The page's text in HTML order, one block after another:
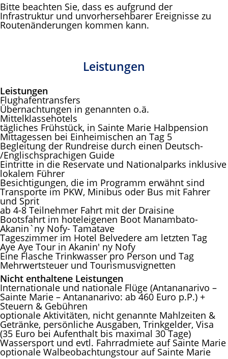
Bitte beachten Sie, dass es aufgrund der
Infrastruktur und unvorhersehbarer Ereignisse zu
Routenänderungen kommen kann.
Leistungen
Leistungen
Flughafentransfers
Übernachtungen in genannten o.ä.
Mittelklassehotels
tägliches Frühstück, in Sainte Marie Halbpension
Mittagessen bei Einheimischen an Tag 5
Begleitung der Rundreise durch einen Deutsch-
/Englischsprachigen Guide
Eintritte in die Reservate und Nationalparks inklusive
lokalem Führer
Besichtigungen, die im Programm erwähnt sind
Transporte im PKW, Minibus oder Bus mit Fahrer
und Sprit
ab 4-8 Teilnehmer Fahrt mit der Draisine
Bootsfahrt im hoteleigenen Boot Manambato-
Akanin`ny Nofy- Tamatave
Tageszimmer im Hotel Belvedere am letzten Tag
Aye Aye Tour in Akanin' ny Nofy
Eine Flasche Trinkwasser pro Person und Tag
Mehrwertsteuer und Tourismusvignetten
Nicht enthaltene Leistungen
Internationale und nationale Flüge (Antananarivo –
Sainte Marie – Antananarivo: ab 460 Euro p.P.) +
Steuern & Gebühren
optionale Aktivitäten, nicht genannte Mahlzeiten &
Getränke, persönliche Ausgaben, Trinkgelder, Visa
(35 Euro bei Aufenthalt bis maximal 30 Tage)
Wassersport und evtl. Fahrradmiete auf Sainte Marie
optionale Walbeobachtungstour auf Sainte Marie